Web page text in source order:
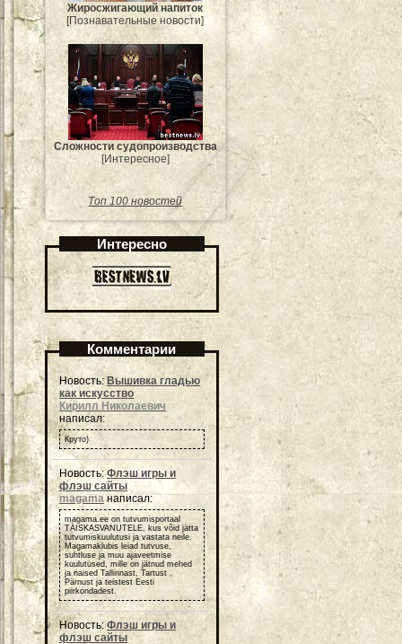
Жиросжигающий напиток
[Познавательные новости]
Сложности судопроизводства
[Интересное]
Топ 100 новостей
Интересно
Комментарии
Новость: Вышивка гладью
как искусство
Кирилл Николаевич
написал:
Круто)
Новость:Флэш игры и
флэш сайты
magamaнаписал:
magama.ee on tutvumisportaal
TÄISKASVANUTELE, kus võid jätta
tutvumiskuulutusi ja vastata neile.
Magamaklubis leiad tutvuse,
suhtluse ja muu ajaveetmise
kuulutused, mille on jätnud mehed
ja naised Tallinnast, Tartust ,
Pärnust ja teistest Eesti
piirkondadest.
Новость:Флэш игры и
флэш сайты